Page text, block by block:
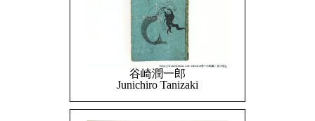
谷崎潤一郎
Junichiro Tanizaki